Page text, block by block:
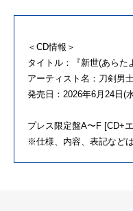
＜CD情報＞
タイトル：『新世(あらた
アーティスト名：刀剣男
発売日：2026年6月24日(
プレス限定盤A〜F [CD+
※仕様、内容、表記など